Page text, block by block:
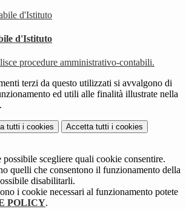
d'Istituto
procedure amministrativo-contabili.
terzi da questo utilizzati si avvalgono di
ed utili alle finalità illustrate nella
.
tutti i cookies Accetta tutti i cookies
possibile scegliere quali cookie consentire.
quelli che consentono il funzionamento della
disabilitarli.
i cookie necessari al funzionamento potete
POLICY.